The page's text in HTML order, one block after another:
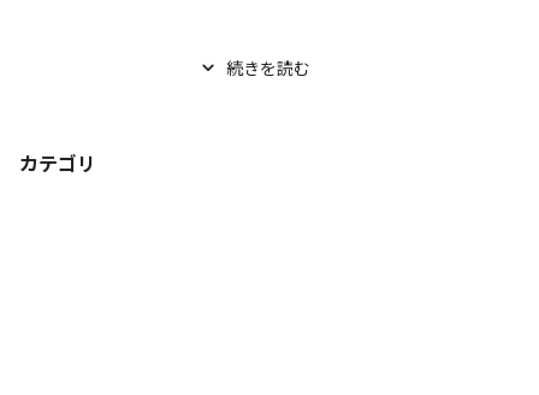
続きを読む
カテゴリ